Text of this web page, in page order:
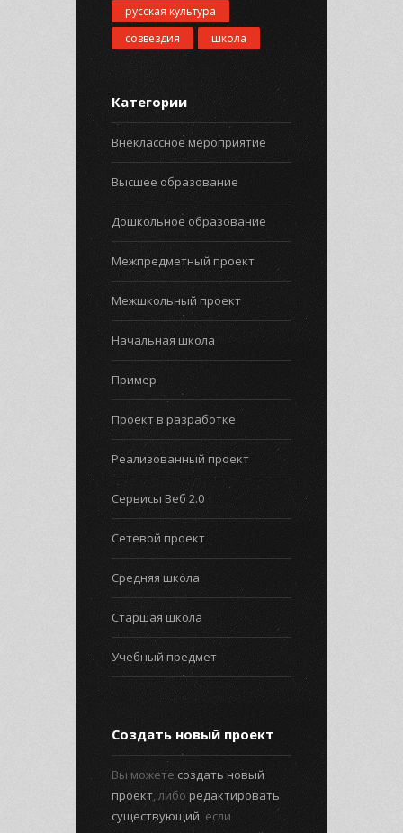
русская культура
созвездия
школа
Категории
Внеклассное мероприятие
Высшее образование
Дошкольное образование
Межпредметный проект
Межшкольный проект
Начальная школа
Пример
Проект в разработке
Реализованный проект
Сервисы Веб 2.0
Сетевой проект
Средняя школа
Старшая школа
Учебный предмет
Создать новый проект
Вы можете создать новый
проект, либо редактировать
существующий, если